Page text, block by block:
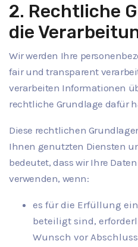
2. Rechtliche
die
Wir werden Ihre
fair und transparent
verarbeiten Informationen
rechtliche Grundlage dafür
Diese rechtlichen
Ihnen genutzten Diensten
bedeutet, dass wir Ihre
verwenden, wenn:
es für die Erfüllung
beteiligt sind,
Wunsch vor